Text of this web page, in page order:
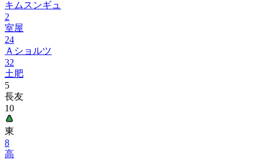
キムスンギュ
2
室屋
24
Ａショルツ
32
土肥
5
長友
10
東
8
高